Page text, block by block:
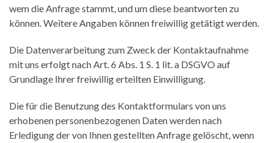
wem die Anfrage stammt, und um diese beantworten zu
können. Weitere Angaben können freiwillig getätigt werden.
Die Datenverarbeitung zum Zweck der Kontaktaufnahme
mit uns erfolgt nach Art. 6 Abs. 1 S. 1 lit. a DSGVO auf
Grundlage Ihrer freiwillig erteilten Einwilligung.
Die für die Benutzung des Kontaktformulars von uns
erhobenen personenbezogenen Daten werden nach
Erledigung der von Ihnen gestellten Anfrage gelöscht, wenn